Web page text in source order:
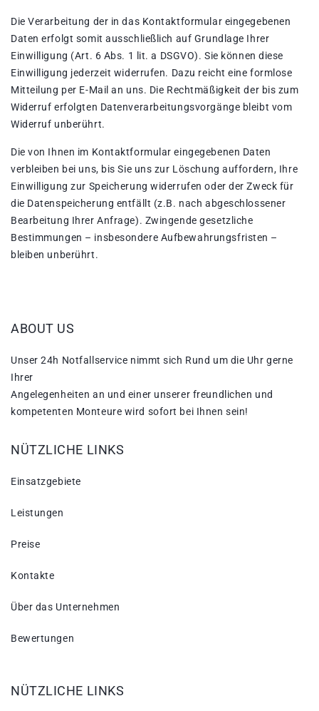
Die Verarbeitung der in das Kontaktformular eingegebenen
Daten erfolgt somit ausschließlich auf Grundlage Ihrer
Einwilligung (Art. 6 Abs. 1 lit. a DSGVO). Sie können diese
Einwilligung jederzeit widerrufen. Dazu reicht eine formlose
Mitteilung per E-Mail an uns. Die Rechtmäßigkeit der bis zum
Widerruf erfolgten Datenverarbeitungsvorgänge bleibt vom
Widerruf unberührt.
Die von Ihnen im Kontaktformular eingegebenen Daten
verbleiben bei uns, bis Sie uns zur Löschung auffordern, Ihre
Einwilligung zur Speicherung widerrufen oder der Zweck für
die Datenspeicherung entfällt (z.B. nach abgeschlossener
Bearbeitung Ihrer Anfrage). Zwingende gesetzliche
Bestimmungen – insbesondere Aufbewahrungsfristen –
bleiben unberührt.
ABOUT US
Unser 24h Notfallservice nimmt sich Rund um die Uhr gerne
Ihrer
Angelegenheiten an und einer unserer freundlichen und
kompetenten Monteure wird sofort bei Ihnen sein!
NÜTZLICHE LINKS
Einsatzgebiete
Leistungen
Preise
Kontakte
Über das Unternehmen
Bewertungen
NÜTZLICHE LINKS